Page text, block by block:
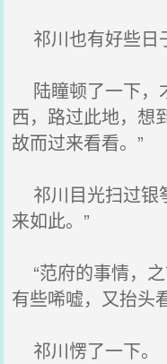
祁川也有好些日
陆瞳顿了一下，
西，路过此地，想
故而过来看看。”
祁川目光扫过银
来如此。”
“范府的事情，
有些唏嘘，又抬头
祁川愣了一下。